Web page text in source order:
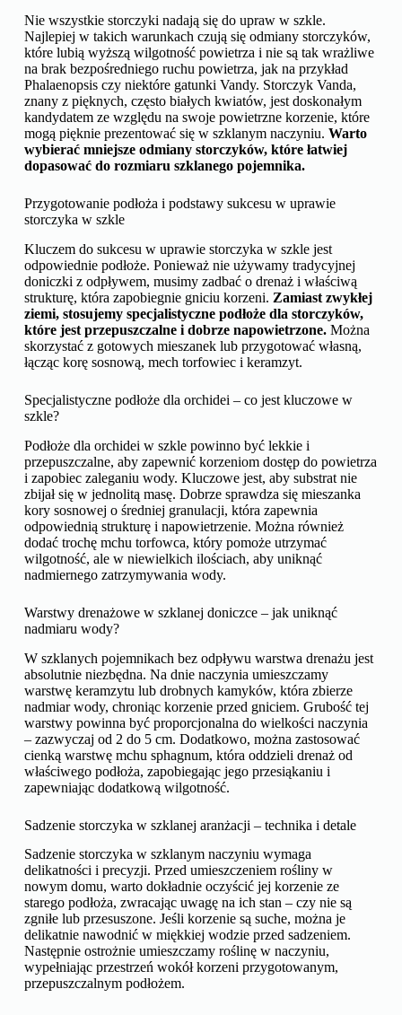
Nie wszystkie storczyki nadają się do upraw w szkle.
Najlepiej w takich warunkach czują się odmiany storczyków,
które lubią wyższą wilgotność powietrza i nie są tak wrażliwe
na brak bezpośredniego ruchu powietrza, jak na przykład
Phalaenopsis czy niektóre gatunki Vandy. Storczyk Vanda,
znany z pięknych, często białych kwiatów, jest doskonałym
kandydatem ze względu na swoje powietrzne korzenie, które
mogą pięknie prezentować się w szklanym naczyniu. Warto
wybierać mniejsze odmiany storczyków, które łatwiej
dopasować do rozmiaru szklanego pojemnika.
Przygotowanie podłoża i podstawy sukcesu w uprawie
storczyka w szkle
Kluczem do sukcesu w uprawie storczyka w szkle jest
odpowiednie podłoże. Ponieważ nie używamy tradycyjnej
doniczki z odpływem, musimy zadbać o drenaż i właściwą
strukturę, która zapobiegnie gniciu korzeni. Zamiast zwykłej
ziemi, stosujemy specjalistyczne podłoże dla storczyków,
które jest przepuszczalne i dobrze napowietrzone.Można
skorzystać z gotowych mieszanek lub przygotować własną,
łącząc korę sosnową, mech torfowiec i keramzyt.
Specjalistyczne podłoże dla orchidei – co jest kluczowe w
szkle?
Podłoże dla orchidei w szkle powinno być lekkie i
przepuszczalne, aby zapewnić korzeniom dostęp do powietrza
i zapobiec zaleganiu wody. Kluczowe jest, aby substrat nie
zbijał się w jednolitą masę. Dobrze sprawdza się mieszanka
kory sosnowej o średniej granulacji, która zapewnia
odpowiednią strukturę i napowietrzenie. Można również
dodać trochę mchu torfowca, który pomoże utrzymać
wilgotność, ale w niewielkich ilościach, aby uniknąć
nadmiernego zatrzymywania wody.
Warstwy drenażowe w szklanej doniczce – jak uniknąć
nadmiaru wody?
W szklanych pojemnikach bez odpływu warstwa drenażu jest
absolutnie niezbędna. Na dnie naczynia umieszczamy
warstwę keramzytu lub drobnych kamyków, która zbierze
nadmiar wody, chroniąc korzenie przed gniciem. Grubość tej
warstwy powinna być proporcjonalna do wielkości naczynia
– zazwyczaj od 2 do 5 cm. Dodatkowo, można zastosować
cienką warstwę mchu sphagnum, która oddzieli drenaż od
właściwego podłoża, zapobiegając jego przesiąkaniu i
zapewniając dodatkową wilgotność.
Sadzenie storczyka w szklanej aranżacji – technika i detale
Sadzenie storczyka w szklanym naczyniu wymaga
delikatności i precyzji. Przed umieszczeniem rośliny w
nowym domu, warto dokładnie oczyścić jej korzenie ze
starego podłoża, zwracając uwagę na ich stan – czy nie są
zgniłe lub przesuszone. Jeśli korzenie są suche, można je
delikatnie nawodnić w miękkiej wodzie przed sadzeniem.
Następnie ostrożnie umieszczamy roślinę w naczyniu,
wypełniając przestrzeń wokół korzeni przygotowanym,
przepuszczalnym podłożem.